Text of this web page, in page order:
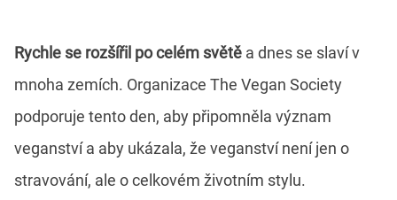
Rychle se rozšířil po celém světě a dnes se slaví v
mnoha zemích. Organizace The Vegan Society
podporuje tento den, aby připomněla význam
veganství a aby ukázala, že veganství není jen o
stravování, ale o celkovém životním stylu.